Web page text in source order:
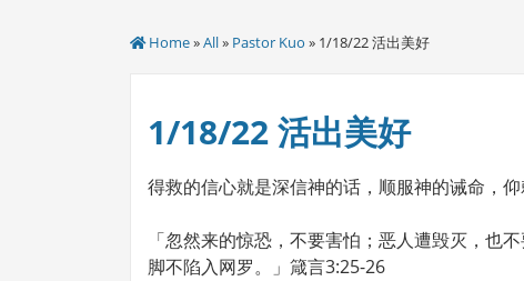
Home»All» Pastor Kuo » 1/18/22 活出美好
1/18/22 活出美好
得救的信心就是深信神的话，顺服神的诫命，仰
「忽然来的惊恐，不要害怕；恶人遭毁灭，也
脚不陷入网罗。」箴言3:25-26